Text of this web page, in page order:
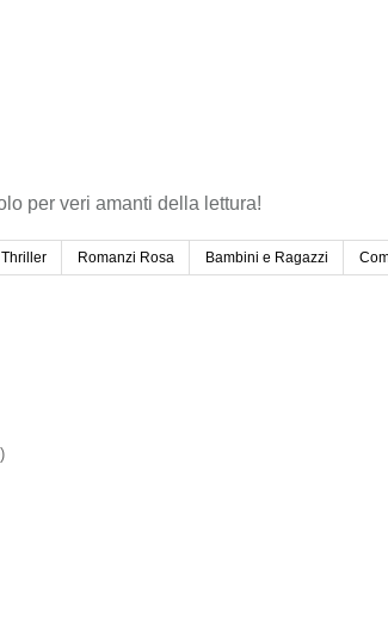
per veri amanti della lettura!
Romanzi Rosa Bambini e Ragazzi